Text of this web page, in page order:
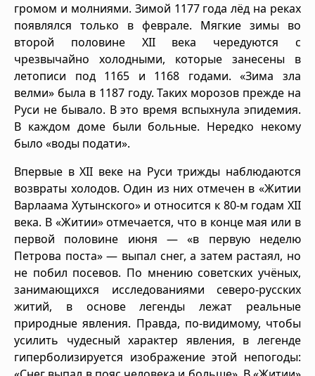
громом и молниями. Зимой 1177 года лёд на реках
появлялся только в феврале. Мягкие зимы во
второй половине XII века чередуются с
чрезвычайно холодными, которые занесены в
летописи под 1165 и 1168 годами. «Зима зла
велми» была в 1187 году. Таких морозов прежде на
Руси не бывало. В это время вспыхнула эпидемия.
В каждом доме были больные. Нередко некому
было «воды подати».
Впервые в XII веке на Руси трижды наблюдаются
возвраты холодов. Один из них отмечен в «Житии
Варлаама Хутынского» и относится к 80-м годам XII
века. В «Житии» отмечается, что в конце мая или в
первой половине июня — «в первую неделю
Петрова поста» — выпал снег, а затем растаял, но
не побил посевов. По мнению советских учёных,
занимающихся исследованиями северо-русских
житий, в основе легенды лежат реальные
природные явления. Правда, по-видимому, чтобы
усилить чудесный характер явления, в легенде
гиперболизируется изображение этой непогоды: